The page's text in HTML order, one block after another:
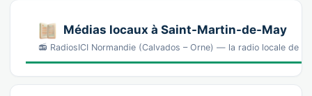
Médias locaux à Saint-Martin-de-May
📻 RadiosICI Normandie (Calvados – Orne) — la radio locale de